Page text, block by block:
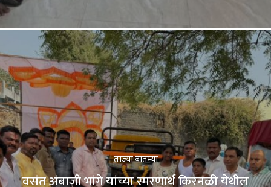
ताज्या बातम्या
वसंत अंबाजी भांगे यांच्या स्मरणार्थ किरनळी येथील